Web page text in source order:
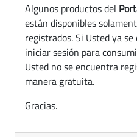
Algunos productos del
están disponibles
registrados. Si Usted ya
iniciar sesión para
Usted no se encuentra
manera gratuita.
Gracias.